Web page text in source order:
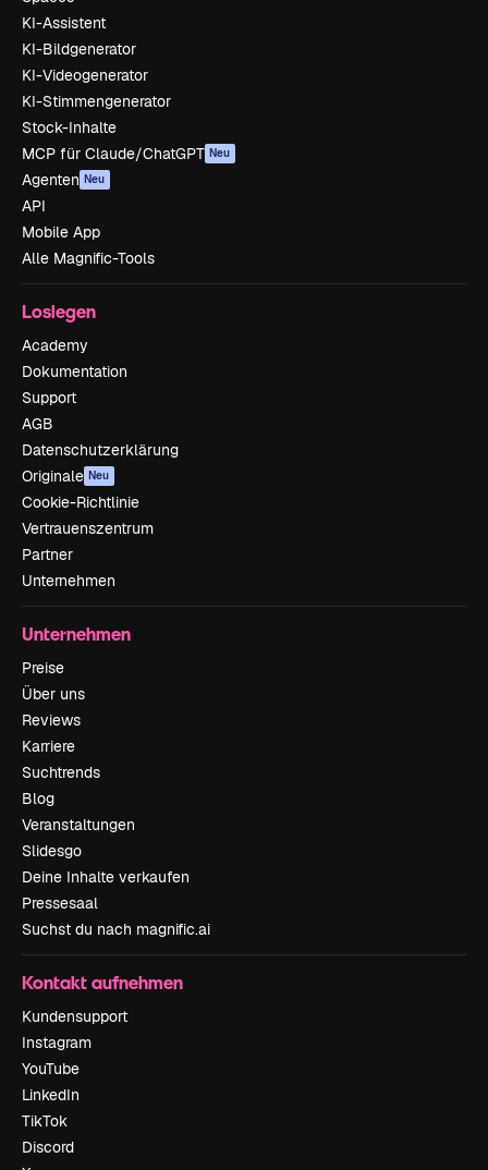
KI-Assistent
KI-Bildgenerator
KI-Videogenerator
KI-Stimmengenerator
Stock-Inhalte
MCP für Claude/ChatGPT Neu
Agenten Neu
API
Mobile App
Alle Magnific-Tools
Loslegen
Academy
Dokumentation
Support
AGB
Datenschutzerklärung
Originale Neu
Cookie-Richtlinie
Vertrauenszentrum
Partner
Unternehmen
Unternehmen
Preise
Über uns
Reviews
Karriere
Suchtrends
Blog
Veranstaltungen
Slidesgo
Deine Inhalte verkaufen
Pressesaal
Suchst du nach magnific.ai
Kontakt aufnehmen
Kundensupport
Instagram
YouTube
LinkedIn
TikTok
Discord